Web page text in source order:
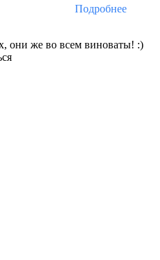
Подробнее
они же во всем виноваты! :)